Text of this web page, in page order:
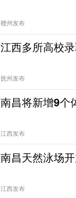
赣州发布
江西多所高校
抚州发布
南昌将新增9个
江西发布
南昌天然泳场
江西发布